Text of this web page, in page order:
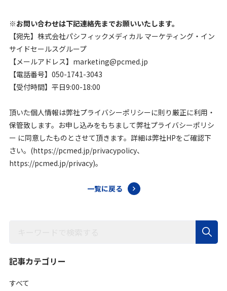
※お問い合わせは下記連絡先までお願いいたします。
【宛先】株式会社パシフィックメディカル マーケティング・イン
サイドセールスグループ
【メールアドレス】marketing@pcmed.jp
【電話番号】050-1741-3043
【受付時間】平日9:00-18:00
頂いた個人情報は弊社プライバシーポリシーに則り厳正に利用・
保管致します。お申し込みをもちまして弊社プライバシーポリシ
ー に同意したものとさせて頂きます。詳細は弊社HPをご確認下
さい。(https://pcmed.jp/privacypolicy、
https://pcmed.jp/privacy)。
一覧に戻る
記事カテゴリー
すべて